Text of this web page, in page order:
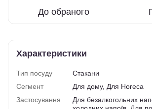
До обраного
Характеристики
Тип посуду
Стакани
Сегмент
Для дому, Для Horeca
Застосування
Для безалкогольних